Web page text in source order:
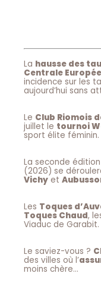
La hausse des
Centrale
incidence sur les
aujourd’hui sans
Le Club Riomois
juillet le tournoi
sport élite féminin.
La seconde
(2026) se
Vichy et
Les Toques
Toques Chaud,
Viaduc de
Le saviez-vous ?
des villes où l’
moins chère…